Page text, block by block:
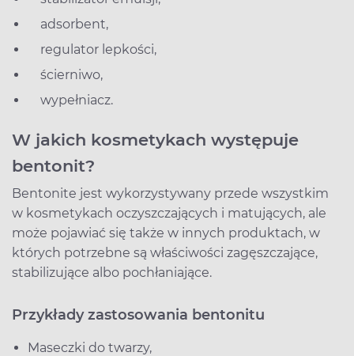
adsorbent,
regulator lepkości,
ścierniwo,
wypełniacz.
W jakich kosmetykach występuje
bentonit?
Bentonite jest wykorzystywany przede wszystkim
w kosmetykach oczyszczających i matujących, ale
może pojawiać się także w innych produktach, w
których potrzebne są właściwości zagęszczające,
stabilizujące albo pochłaniające.
Przykłady zastosowania bentonitu
Maseczki do twarzy,